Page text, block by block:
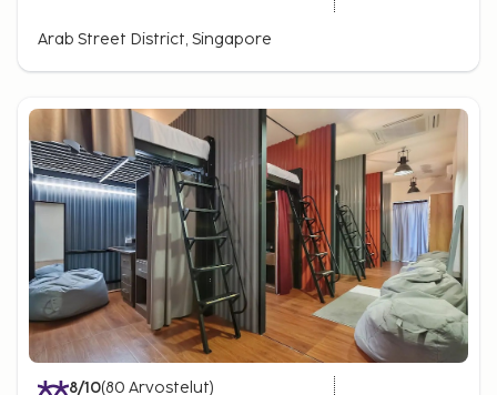
Arab Street District, Singapore
8/10(80 Arvostelut)